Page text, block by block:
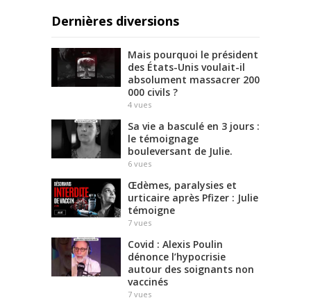
Dernières diversions
Mais pourquoi le président
des États-Unis voulait-il
absolument massacrer 200
000 civils ?
4 vues
Sa vie a basculé en 3 jours :
le témoignage
bouleversant de Julie.
6 vues
Œdèmes, paralysies et
urticaire après Pfizer : Julie
témoigne
7 vues
Covid : Alexis Poulin
dénonce l’hypocrisie
autour des soignants non
vaccinés
7 vues